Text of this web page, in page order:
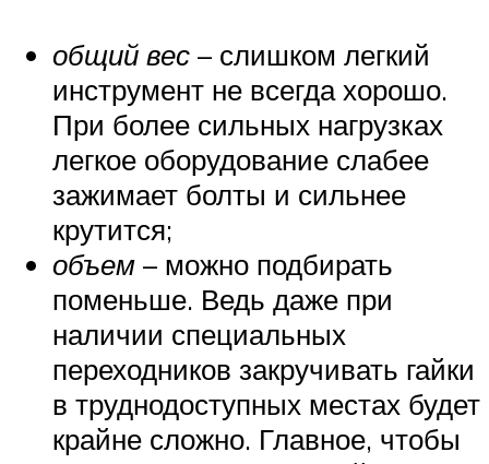
общий вес – слишком легкий
инструмент не всегда хорошо.
При более сильных нагрузках
легкое оборудование слабее
зажимает болты и сильнее
крутится;
объем – можно подбирать
поменьше. Ведь даже при
наличии специальных
переходников закручивать гайки
в труднодоступных местах будет
крайне сложно. Главное, чтобы